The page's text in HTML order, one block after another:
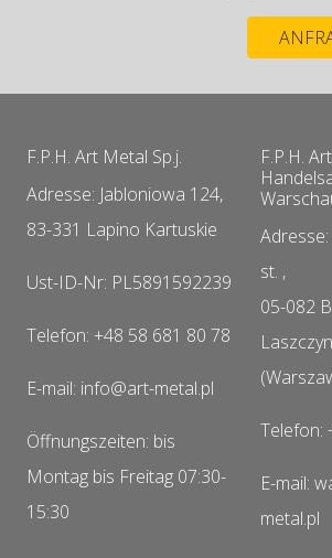
F.P.H. Art Metal Sp.j.
Adresse: Jabloniowa 124,
83-331 Lapino Kartuskie
Ust-ID-Nr: PL5891592239
Telefon: +48 58 681 80 78
E-mail: info@art-metal.pl
Öffnungszeiten: bis
Montag bis Freitag 07:30-
15:30
F.P.H.
st. ,
05-082
Telefon:
E-mail:
metal.pl